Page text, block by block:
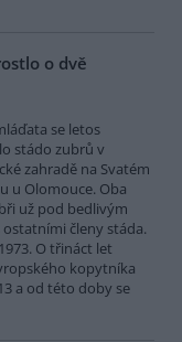
o dvě
se letos
stádo zubrů v
zahradě na Svatém
u Olomouce. Oba
už pod bedlivým
členy stáda.
O třináct let
kopytníka
a od této doby se